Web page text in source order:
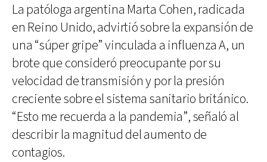
La patóloga argentina Marta Cohen, radicada
en Reino Unido, advirtió sobre la expansión de
una “súper gripe” vinculada a influenza A, un
brote que consideró preocupante por su
velocidad de transmisión y por la presión
creciente sobre el sistema sanitario británico.
“Esto me recuerda a la pandemia”, señaló al
describir la magnitud del aumento de
contagios.